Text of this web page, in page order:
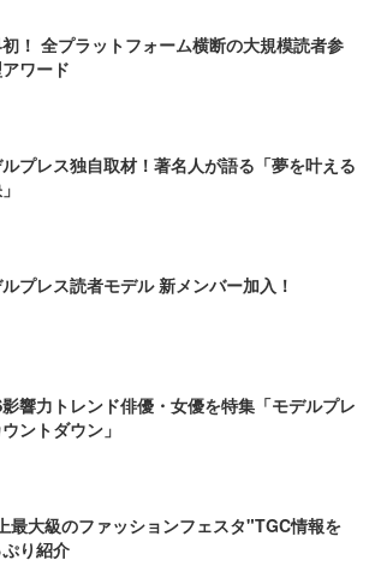
！ 全プラットフォーム横断の大規模読者参
ワード
プレス独自取材！著名人が語る「夢を叶える
プレス読者モデル 新メンバー加入！
響力トレンド俳優・女優を特集「モデルプレ
ントダウン」
最大級のファッションフェスタ"TGC情報を
り紹介